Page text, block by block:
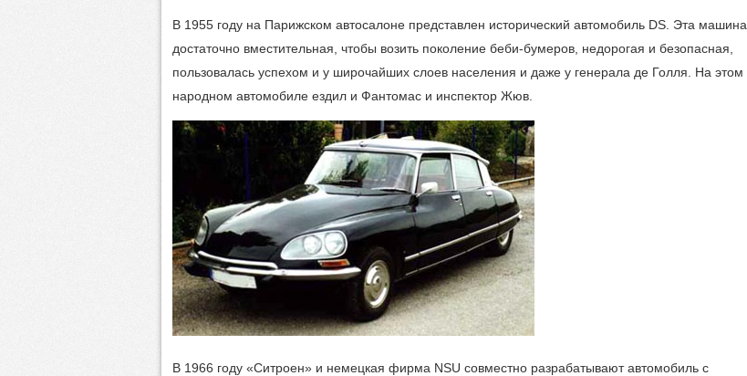
В 1955 году на Парижском автосалоне представлен исторический автомобиль DS. Эта машина,
достаточно вместительная, чтобы возить поколение беби-бумеров, недорогая и безопасная,
пользовалась успехом и у широчайших слоев населения и даже у генерала де Голля. На этом
народном автомобиле ездил и Фантомас и инспектор Жюв.
В 1966 году «Ситроен» и немецкая фирма NSU совместно разрабатывают автомобиль с